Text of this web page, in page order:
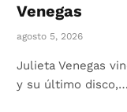
Venegas
agosto 5, 2026
Julieta Venegas
y su último disco,…